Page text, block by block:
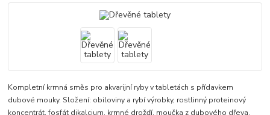
Kompletní krmná směs pro akvarijní ryby v tabletách s přídavkem
dubové mouky. Složení: obiloviny a rybí výrobky, rostlinný proteinový
koncentrát, fosfát dikalcium, krmné drožďí, moučka z dubového dřeva,